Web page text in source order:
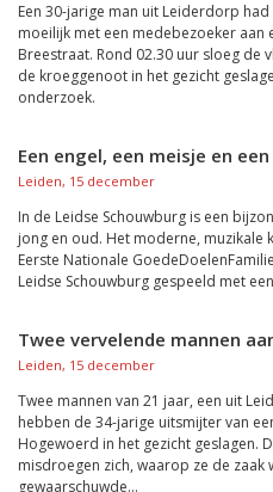
Een 30-jarige man uit Leiderdorp
moeilijk met een medebezoeker aan
Breestraat. Rond 02.30 uur sloeg
de kroeggenoot in het gezicht
onderzoek.
Een engel, een meisje en
Leiden, 15 december
In de Leidse Schouwburg is een
jong en oud. Het moderne,
Eerste Nationale
Leidse Schouwburg gespeeld met
Twee vervelende mannen
Leiden, 15 december
Twee mannen van 21 jaar, een uit
hebben de 34-jarige uitsmijter van
Hogewoerd in het gezicht geslagen.
misdroegen zich, waarop ze de
gewaarschuwde...